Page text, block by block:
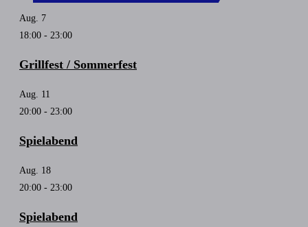
Aug. 7
18:00 - 23:00
Grillfest / Sommerfest
Aug. 11
20:00 - 23:00
Spielabend
Aug. 18
20:00 - 23:00
Spielabend